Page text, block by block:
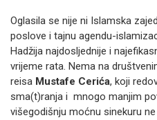
Oglasila se nije ni Islamska
poslove i tajnu agendu-
Hadžija najdosljednije i
vrijeme rata. Nema na
reisa Mustafe Cerića, koji
sma(t)ranja i mnogo manjim
višegodišnju moćnu sinekuru